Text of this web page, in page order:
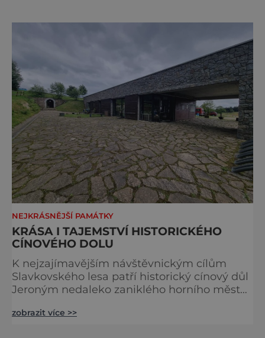
některé události spojené s touto významnou
NEJKRÁSNĚJŠÍ PAMÁTKY
KRÁSA I TAJEMSTVÍ HISTORICKÉHO
CÍNOVÉHO DOLU
K nejzajímavějším návštěvnickým cílům
Slavkovského lesa patří historický cínový důl
Jeroným nedaleko zaniklého horního města
středověku. Národní kulturní památka je
zobrazit více >>